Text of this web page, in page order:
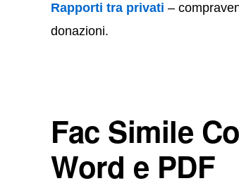
Rapporti tra privati –
donazioni.
Fac Simile
Word e PDF